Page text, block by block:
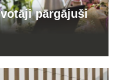
pārgājuši